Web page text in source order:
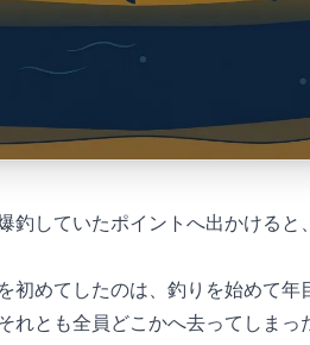
爆釣していたポイントへ出かける
めてしたのは、釣りを始めて3年
れとも全員どこかへ去ってしまっ